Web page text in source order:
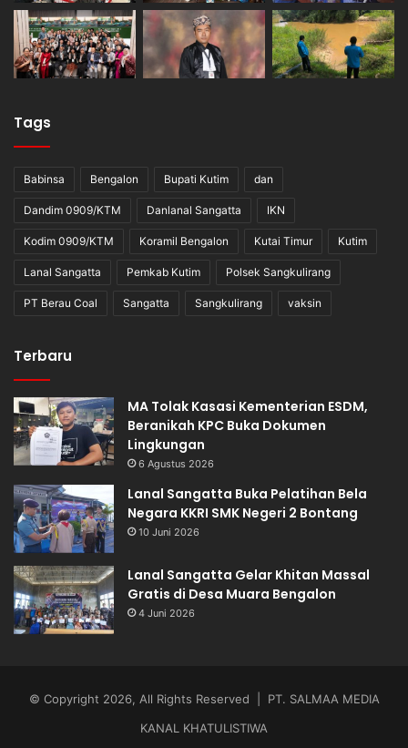
Tags
Babinsa Bengalon Bupati Kutim dan
Dandim 0909/KTM Danlanal Sangatta IKN
Kodim 0909/KTM Koramil Bengalon Kutai Timur Kutim
Lanal Sangatta Pemkab Kutim Polsek Sangkulirang
PT Berau Coal Sangatta Sangkulirang vaksin
Terbaru
MA Tolak Kasasi Kementerian ESDM,
Beranikah KPC Buka Dokumen
Lingkungan
6 Agustus 2026
Lanal Sangatta Buka Pelatihan Bela
Negara KKRI SMK Negeri 2 Bontang
10 Juni 2026
Lanal Sangatta Gelar Khitan Massal
Gratis di Desa Muara Bengalon
4 Juni 2026
© Copyright 2026, All Rights Reserved | PT. SALMAA MEDIA
KANAL KHATULISTIWA